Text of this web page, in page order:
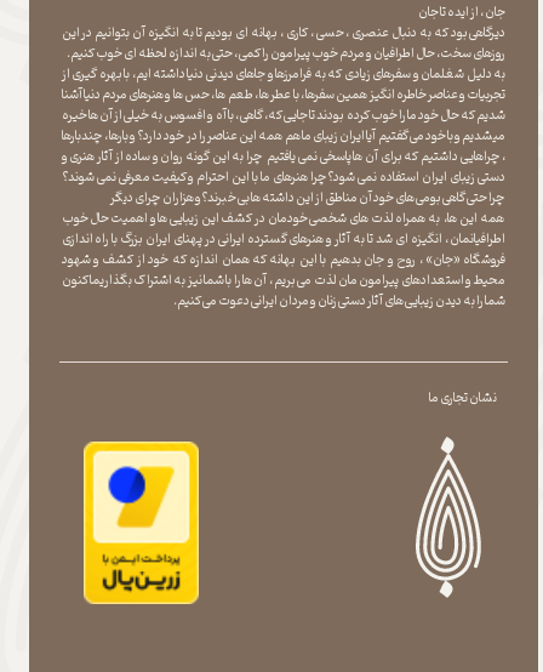
نشان تجاری ما
جان ، از ایده تا جان
دیرگاهی بود که به دنبال عنصری ، حسی ، کاری ، بهانه ای بودیم تا به انگیزه آن بتوانیم در این
روزهای سخت ، حال اطرافیان و مردم خوب پیرامون را کمی ، حتی به اندازه لحظه ای خوب کنیم.
به دلیل شغلمان و سفرهای زیادی که به فرامرزها و جاهای دیدنی دنیا داشته ایم، با بهره گیری از
تجربیات و عناصر خاطره انگیز همین سفرها ، با عطر ها ، طعم ها ، حس ها و هنرهای مردم دنیا آشنا
شدیم که حال خود ما را خوب کرده بودند تا جایی که، گاهی ، با آه و افسوس به خیلی از آن ها خیره
میشدیم و با خود می گفتیم آیا ایران زیبای ما هم همه این عناصر را در خود دارد؟ و بارها ، چندبارها
، چراهایی داشتیم که برای آن ها پاسخی نمی یافتیم چرا به این گونه روان و ساده از آثار هنری و
دستی زیبای ایران استفاده نمی شود؟چرا هنرهای ما با این احترام و کیفیت معرفی نمی شوند؟
چرا حتی گاهی بومی های خود آن مناطق از این داشته ها بی خبرند؟و هزاران چرای دیگر
​​​​​​​ همه این ها، به همراه لذت های شخصی خودمان در کشف این زیبایی ها و اهمیت حال خوب
اطرافیانمان ، انگیزه ای شد تا به آثار و هنرهای گسترده ایرانی در پهنای ایران بزرگ با راه اندازی
فروشگاه «جان» ، روح و جان بدهیم با این بهانه که همان اندازه که خود از کشف و شهود
محیط و استعدادهای پیرامون مان لذت می بریم ، آن ها را با شما نیز به اشتراک بگذاریماکنون
شما را به دیدن زیبایی های آثار دستی زنان و مردان ایرانی دعوت می کنیم.